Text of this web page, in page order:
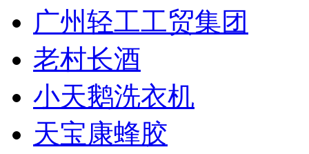
广州轻工工贸集团
老村长酒
小天鹅洗衣机
天宝康蜂胶